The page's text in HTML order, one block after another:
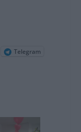
Telegram